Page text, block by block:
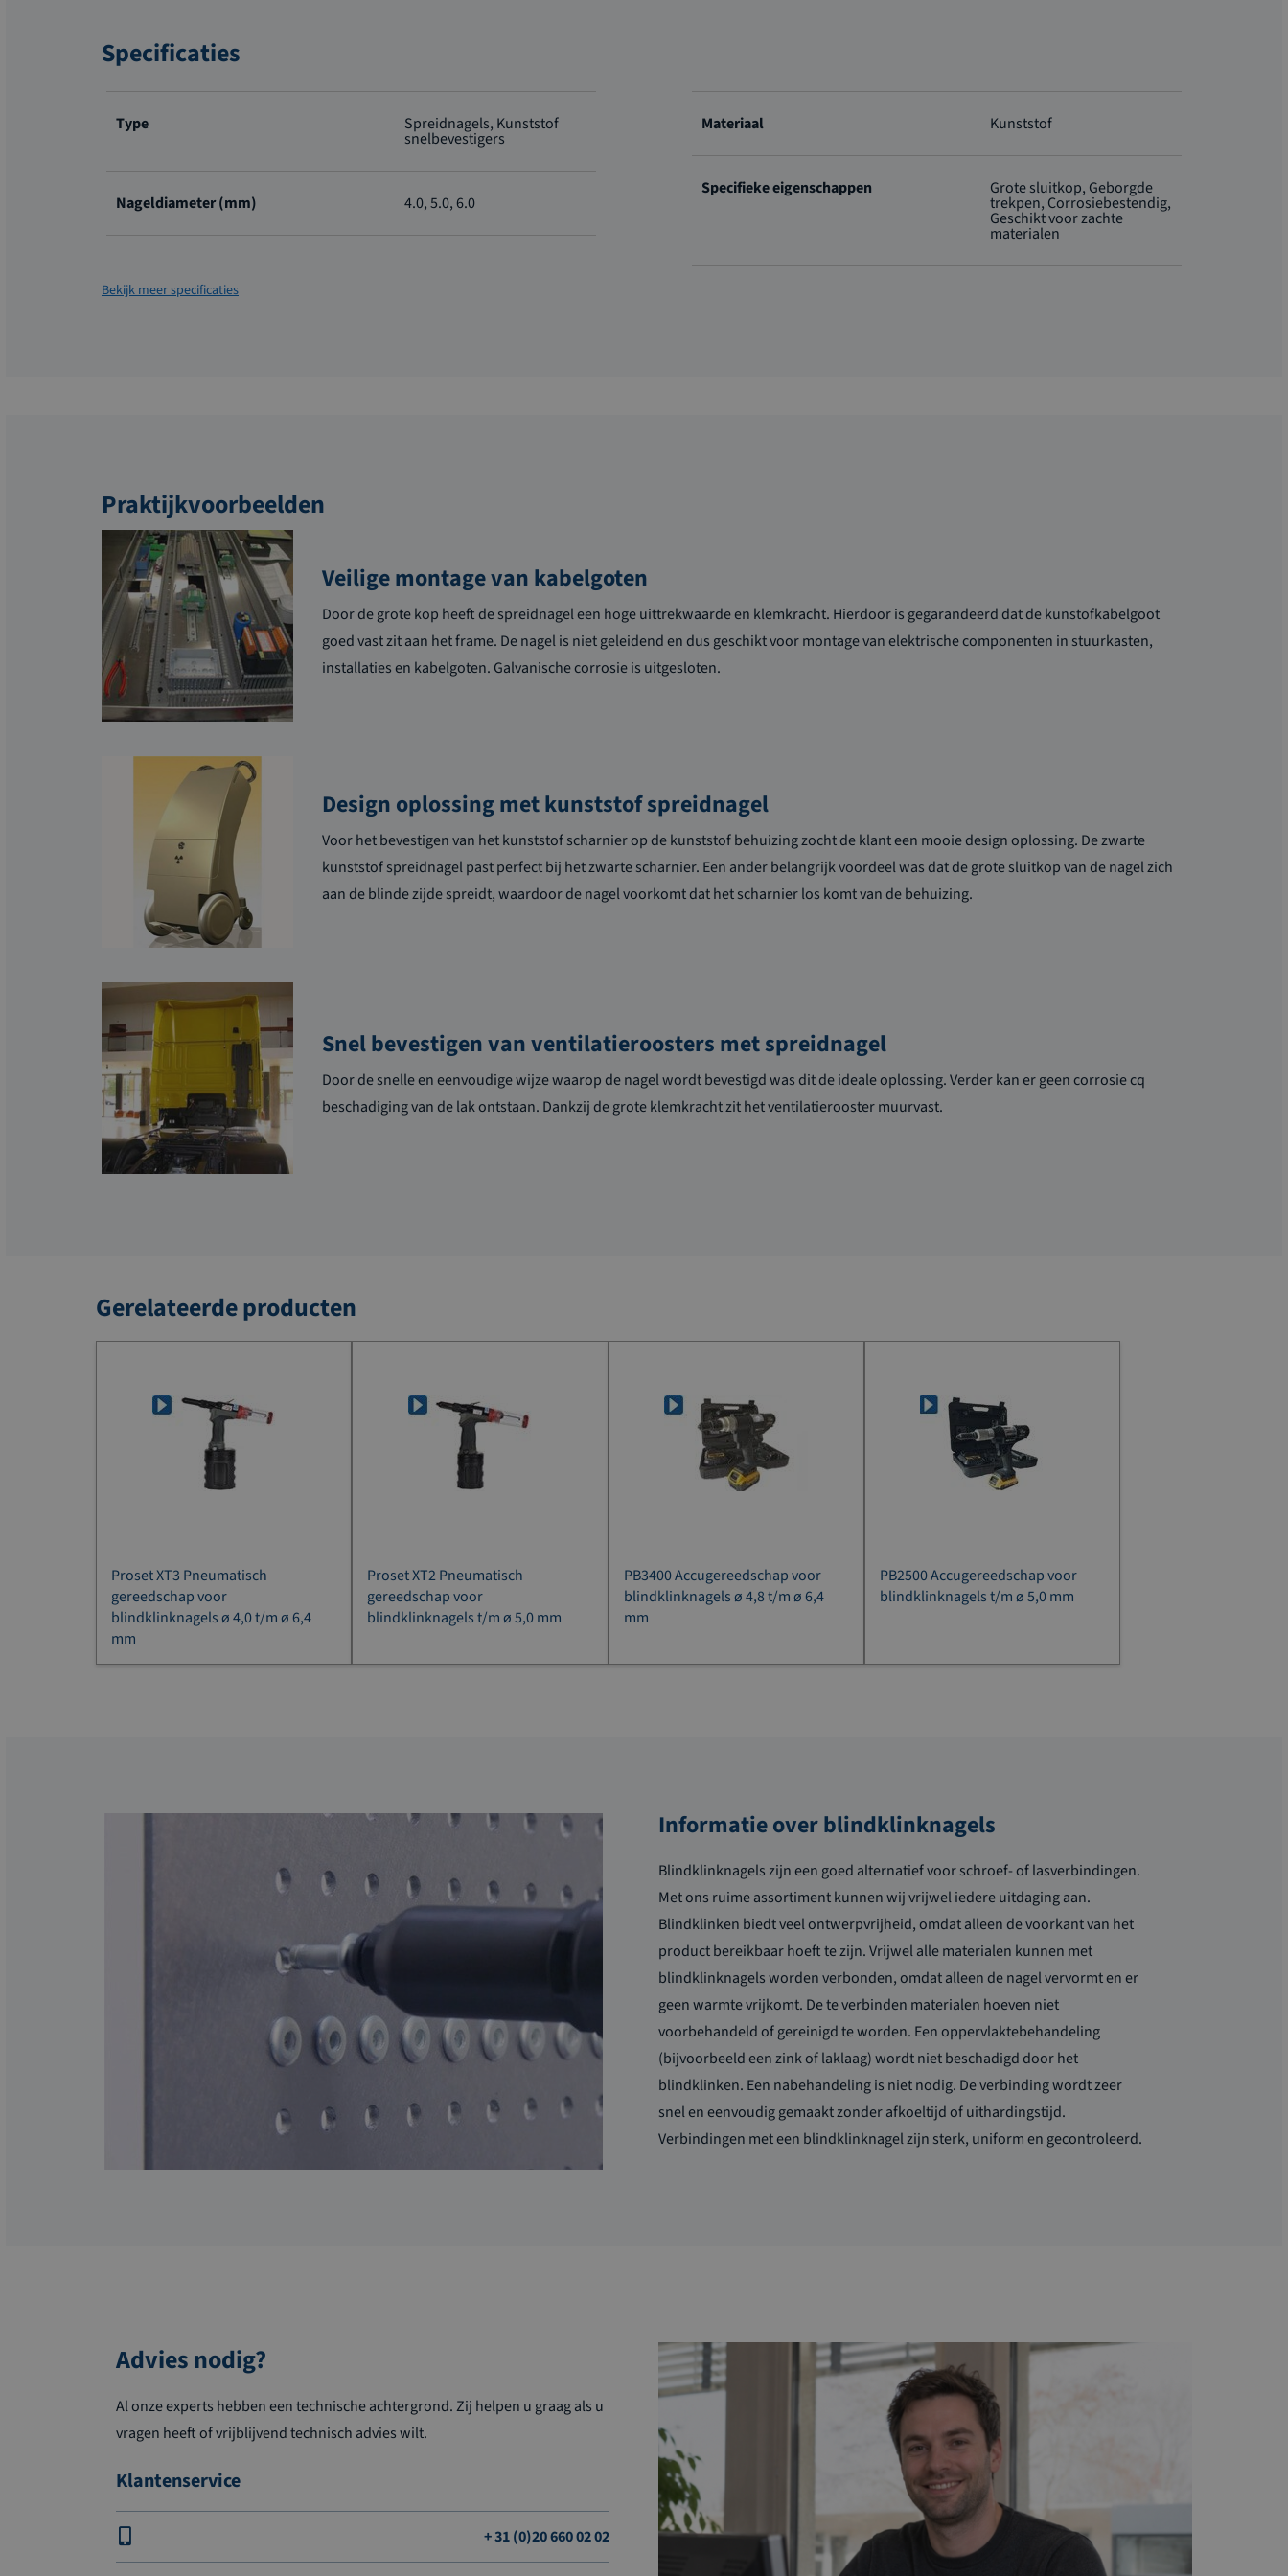
Specificaties
informatie
Type Spreidnagels, Kunststof
snelbevestigers
Nageldiameter (mm) 4.0, 5.0, 6.0
Materiaal Kunststof
Specifieke eigenschappen Grote sluitkop, Geborgde
trekpen, Corrosiebestendig,
Geschikt voor zachte
materialen
Bekijk meer specificaties
Praktijkvoorbeelden
Veilige montage van kabelgoten
Door de grote kop heeft de spreidnagel een hoge uittrekwaarde en klemkracht. Hierdoor is gegarandeerd dat de kunstofkabelgoot
goed vast zit aan het frame. De nagel is niet geleidend en dus geschikt voor montage van elektrische componenten in stuurkasten,
installaties en kabelgoten. Galvanische corrosie is uitgesloten.
Design oplossing met kunststof spreidnagel
Voor het bevestigen van het kunststof scharnier op de kunststof behuizing zocht de klant een mooie design oplossing. De zwarte
kunststof spreidnagel past perfect bij het zwarte scharnier. Een ander belangrijk voordeel was dat de grote sluitkop van de nagel zich
aan de blinde zijde spreidt, waardoor de nagel voorkomt dat het scharnier los komt van de behuizing.
Snel bevestigen van ventilatieroosters met spreidnagel
Door de snelle en eenvoudige wijze waarop de nagel wordt bevestigd was dit de ideale oplossing. Verder kan er geen corrosie cq
beschadiging van de lak ontstaan. Dankzij de grote klemkracht zit het ventilatierooster muurvast.
Gerelateerde producten
Proset XT3 Pneumatisch
gereedschap voor
blindklinknagels ø 4,0 t/m ø 6,4
mm
Proset XT2 Pneumatisch
gereedschap voor
blindklinknagels t/m ø 5,0 mm
PB3400 Accugereedschap voor
blindklinknagels ø 4,8 t/m ø 6,4
mm
PB2500 Accugereedschap voor
blindklinknagels t/m ø 5,0 mm
Informatie over blindklinknagels
Blindklinknagels zijn een goed alternatief voor schroef- of lasverbindingen.
Met ons ruime assortiment kunnen wij vrijwel iedere uitdaging aan.
Blindklinken biedt veel ontwerpvrijheid, omdat alleen de voorkant van het
product bereikbaar hoeft te zijn. Vrijwel alle materialen kunnen met
blindklinknagels worden verbonden, omdat alleen de nagel vervormt en er
geen warmte vrijkomt. De te verbinden materialen hoeven niet
voorbehandeld of gereinigd te worden. Een oppervlaktebehandeling
(bijvoorbeeld een zink of laklaag) wordt niet beschadigd door het
blindklinken. Een nabehandeling is niet nodig. De verbinding wordt zeer
snel en eenvoudig gemaakt zonder afkoeltijd of uithardingstijd.
Verbindingen met een blindklinknagel zijn sterk, uniform en gecontroleerd.
Advies nodig?
Al onze experts hebben een technische achtergrond. Zij helpen u graag als u
vragen heeft of vrijblijvend technisch advies wilt.
Klantenservice
+ 31 (0)20 660 02 02